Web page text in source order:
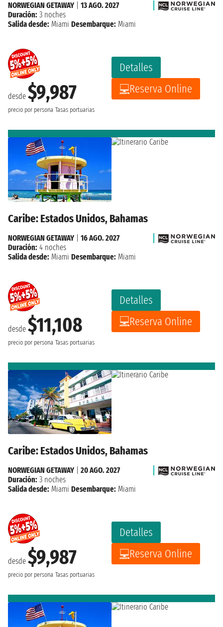
desde $9,987
precio por persona Tasas portuarias
Detalles
Reserva Online
NORWEGIAN GETAWAY
13 AGO. 2027
Duración: 3 noches
Salida desde: Miami Desembarque: Miami
Caribe: Estados Unidos, Bahamas
desde $11,108
precio por persona Tasas portuarias
Detalles
Reserva Online
NORWEGIAN GETAWAY
16 AGO. 2027
Duración: 4 noches
Salida desde: Miami Desembarque: Miami
Caribe: Estados Unidos, Bahamas
desde $9,987
precio por persona Tasas portuarias
Detalles
Reserva Online
NORWEGIAN GETAWAY
20 AGO. 2027
Duración: 3 noches
Salida desde: Miami Desembarque: Miami